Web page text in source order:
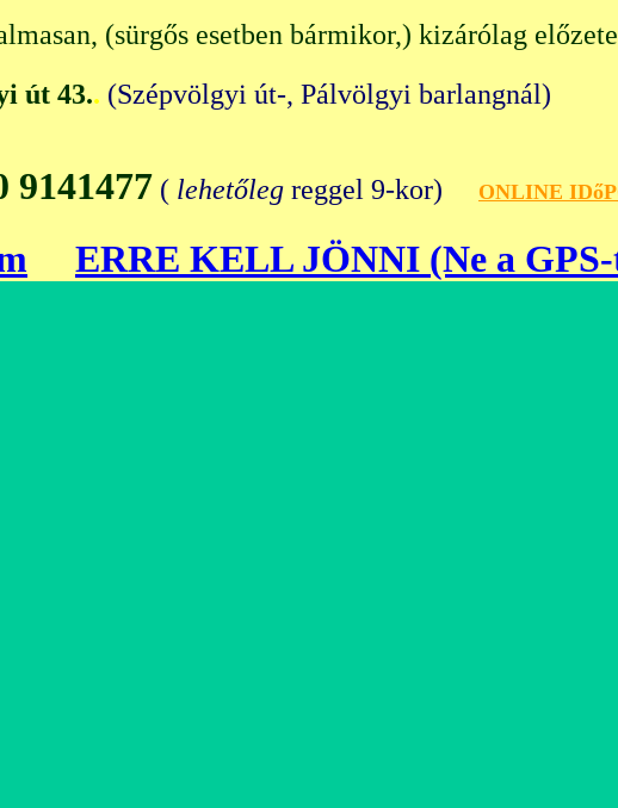
(sürgős esetben bármikor,) kizárólag
út 43.. (Szépvölgyi út-, Pálvölgyi
( lehetőleg reggel 9-kor) ONLINE
ERRE KELL JÖNNI (Ne a GPS-